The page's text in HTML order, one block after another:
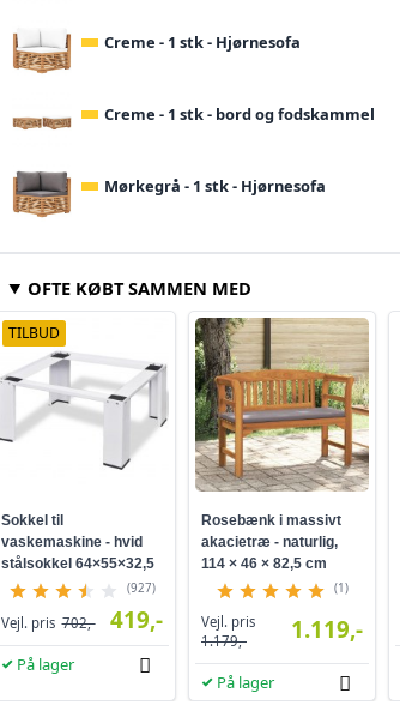
Creme - 1 stk - Hjørnesofa
Creme - 1 stk - bord og fodskammel
Mørkegrå - 1 stk - Hjørnesofa
OFTE KØBT SAMMEN MED
TILBUD
Sokkel til
vaskemaskine - hvid
stålsokkel 64×55×32,5
cm
(927)
Vejl. pris 702,- 419,-
På lager
Rosebænk i massivt
akacietræ - naturlig,
114 × 46 × 82,5 cm
(1)
Vejl. pris
1.179,-
1.119,-
På lager